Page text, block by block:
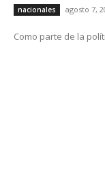
nacionales agosto 7,
Como parte de la